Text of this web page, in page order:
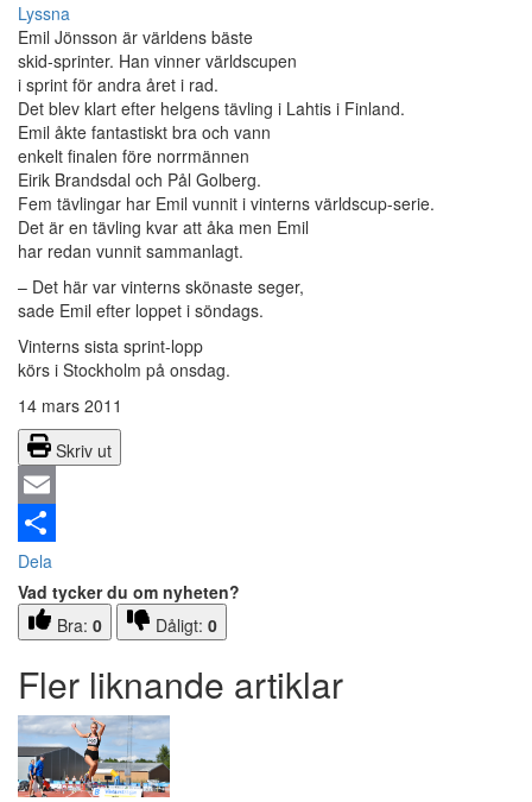
Lyssna
Emil Jönsson är världens bäste
skid-sprinter. Han vinner världscupen
i sprint för andra året i rad.
Det blev klart efter helgens tävling i Lahtis i Finland.
Emil åkte fantastiskt bra och vann
enkelt finalen före norrmännen
Eirik Brandsdal och Pål Golberg.
Fem tävlingar har Emil vunnit i vinterns världscup-serie.
Det är en tävling kvar att åka men Emil
har redan vunnit sammanlagt.
– Det här var vinterns skönaste seger,
sade Emil efter loppet i söndags.
Vinterns sista sprint-lopp
körs i Stockholm på onsdag.
14 mars 2011
Skriv ut
Email
Dela
Vad tycker du om nyheten?
Bra: 0 Dåligt: 0
Fler liknande artiklar